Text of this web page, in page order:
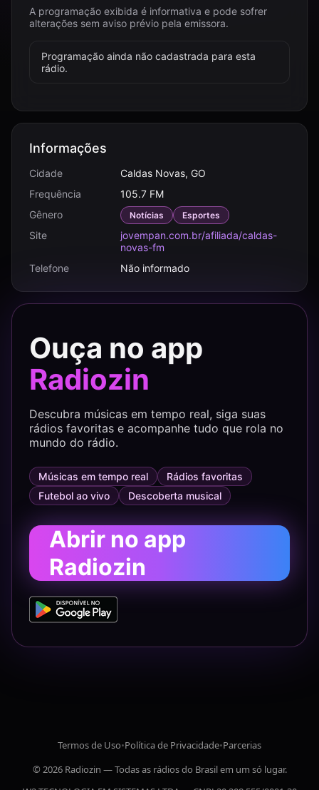
A programação exibida é informativa e pode sofrer
alterações sem aviso prévio pela emissora.
Programação ainda não cadastrada para esta
rádio.
Informações
Cidade
Caldas Novas, GO
Frequência
105.7 FM
Gênero
Notícias Esportes
Site
jovempan.com.br/afiliada/caldas-
novas-fm
Telefone
Não informado
Ouça no app
Radiozin
Descubra músicas em tempo real, siga suas
rádios favoritas e acompanhe tudo que rola no
mundo do rádio.
Músicas em tempo real
Rádios favoritas
Futebol ao vivo
Descoberta musical
Abrir no app
Radiozin
Termos de Uso•Política de Privacidade•Parcerias
© 2026 Radiozin — Todas as rádios do Brasil em um só lugar.